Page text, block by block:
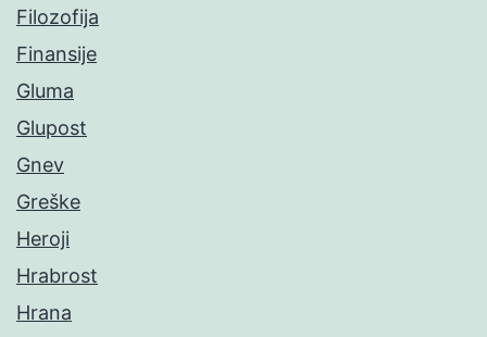
Filozofija
Finansije
Gluma
Glupost
Gnev
Greške
Heroji
Hrabrost
Hrana